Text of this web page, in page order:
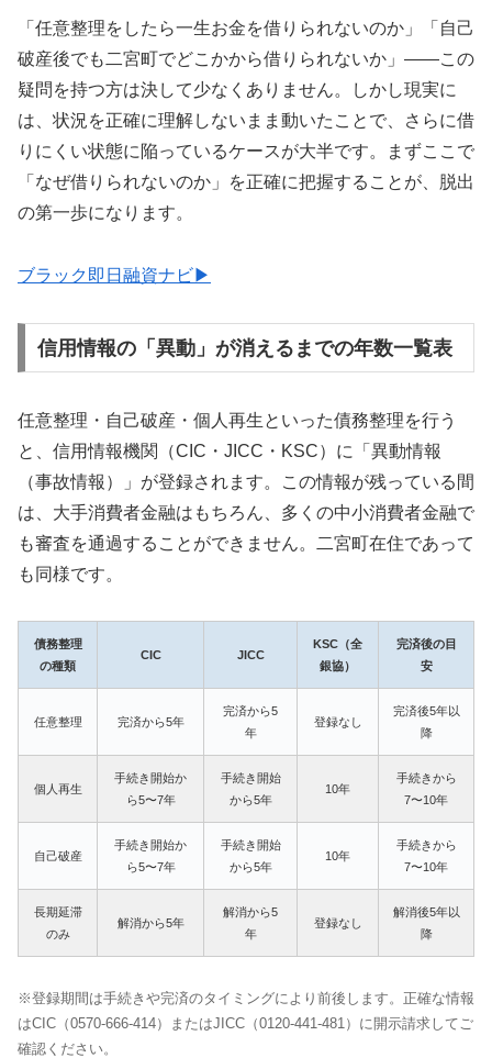
「任意整理をしたら一生お金を借りられないのか」「自己
破産後でも二宮町でどこかから借りられないか」——この
疑問を持つ方は決して少なくありません。しかし現実に
は、状況を正確に理解しないまま動いたことで、さらに借
りにくい状態に陥っているケースが大半です。まずここで
「なぜ借りられないのか」を正確に把握することが、脱出
の第一歩になります。
ブラック即日融資ナビ▶
信用情報の「異動」が消えるまでの年数一覧表
任意整理・自己破産・個人再生といった債務整理を行う
と、信用情報機関（CIC・JICC・KSC）に「異動情報
（事故情報）」が登録されます。この情報が残っている間
は、大手消費者金融はもちろん、多くの中小消費者金融で
も審査を通過することができません。二宮町在住であって
も同様です。
債務整理
の種類
CIC JICC
KSC（全
銀協）
完済後の目
安
任意整理 完済から5年
完済から5
年
登録なし
完済後5年以
降
個人再生
手続き開始か
ら5〜7年
手続き開始
から5年
10年
手続きから
7〜10年
自己破産
手続き開始か
ら5〜7年
手続き開始
から5年
10年
手続きから
7〜10年
長期延滞
のみ
解消から5年
解消から5
年
登録なし
解消後5年以
降
※登録期間は手続きや完済のタイミングにより前後します。正確な情報
はCIC（0570-666-414）またはJICC（0120-441-481）に開示請求してご
確認ください。